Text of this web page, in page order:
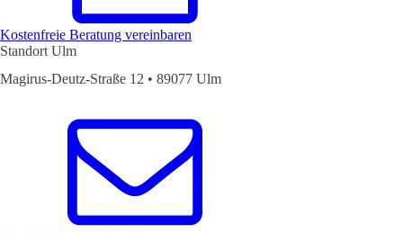
Kostenfreie Beratung vereinbaren
Standort Ulm
Magirus-Deutz-Straße 12 • 89077 Ulm